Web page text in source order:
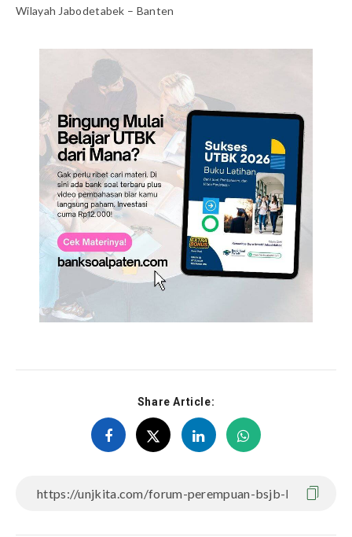
Wilayah Jabodetabek – Banten
Share Article: